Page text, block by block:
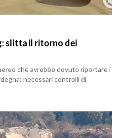
slitta il ritorno dei
che avrebbe dovuto riportare i
necessari controlli di